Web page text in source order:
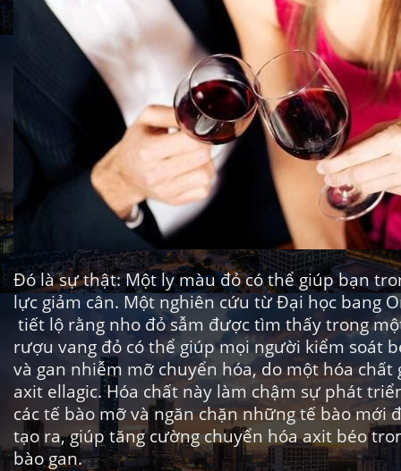
Đó là sự thật: Một ly màu đỏ có thể giúp bạn
lực giảm cân. Một nghiên cứu từĐại học bang
tiết lộ rằng nho đỏ sẫm được tìm thấy trong
rượu vang đỏ có thể giúp mọi người kiểm soát
và gan nhiễm mỡ chuyển hóa, do một hóa chất
axit ellagic. Hóa chất này làm chậm sự phát
các tế bào mỡ và ngăn chặn những tế bào mới
tạo ra,giúp tăng cường chuyển hóaaxit béo
bào gan.